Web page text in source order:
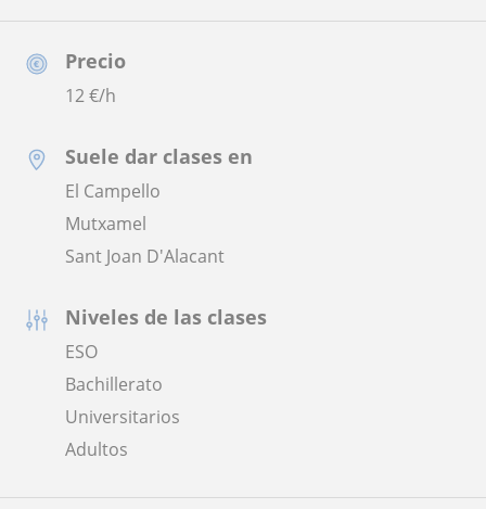
Precio
12€/h
Suele dar clases en
El Campello
Mutxamel
Sant Joan D'Alacant
Niveles de las clases
ESO
Bachillerato
Universitarios
Adultos